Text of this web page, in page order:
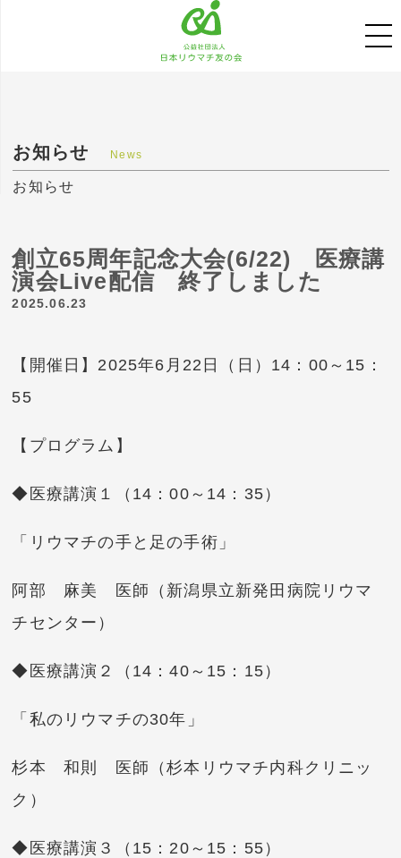
お知らせ News
お知らせ
創立65周年記念大会(6/22) 医療講
演会Live配信 終了しました
2025.06.23
【開催日】2025年6月22日（日）14：00～15：
55
【プログラム】
◆医療講演１（14：00～14：35）
「リウマチの手と足の手術」
阿部 麻美 医師（新潟県立新発田病院リウマ
チセンター）
◆医療講演２（14：40～15：15）
「私のリウマチの30年」
杉本 和則 医師（杉本リウマチ内科クリニッ
ク）
◆医療講演３（15：20～15：55）